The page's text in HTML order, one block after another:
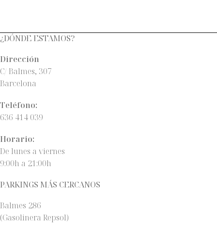
¿DÓNDE ESTAMOS?
Dirección
C/ Balmes, 307
Barcelona
Teléfono:
636 414 039
Horario:
De lunes a viernes
9:00h a 21:00h
PARKINGS MÁS CERCANOS
Balmes 286
(Gasolinera Repsol)